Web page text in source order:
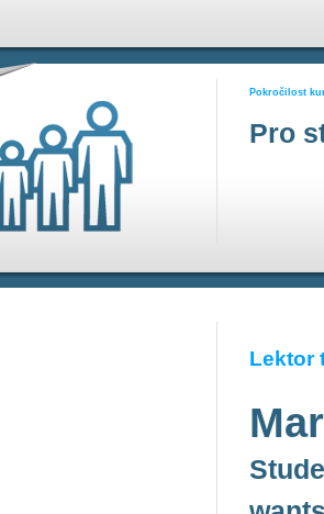
Pokročilost
Pro
Lektor